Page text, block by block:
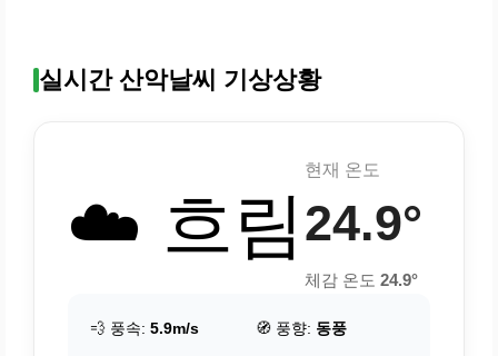
실시간 산악날씨 기상상황
☁️ 흐림
현재 온도
24.9°
체감 온도 24.9°
💨 풍속: 5.9m/s 🧭 풍향: 동풍